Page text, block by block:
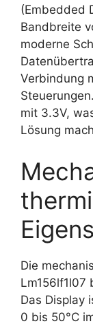
(Embedded
Bandbreite
moderne
Verbindung
mit 3.3V,
Lösung
Die
Das Display
0 bis 50°C